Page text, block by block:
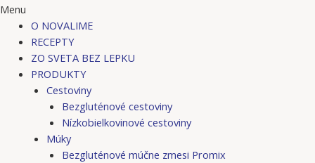
Menu
O NOVALIME
RECEPTY
ZO SVETA BEZ LEPKU
PRODUKTY
Cestoviny
Bezgluténové cestoviny
Nízkobielkovinové cestoviny
Múky
Bezgluténové múčne zmesi Promix